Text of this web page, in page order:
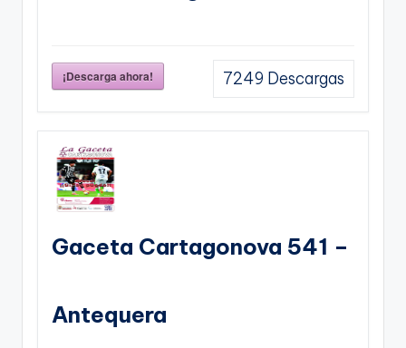
¡Descarga ahora! 7249 Descargas
Gaceta Cartagonova 541 –
Antequera